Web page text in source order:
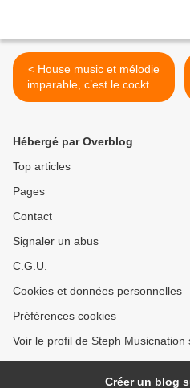
< House music et mélodie
imparable, c’est le cocktail
de Ferdinand Weber !
Hébergé par Overblog
Top articles
Pages
Contact
Signaler un abus
C.G.U.
Cookies et données personnelles
Préférences cookies
Voir le profil de Steph
Créer un blog